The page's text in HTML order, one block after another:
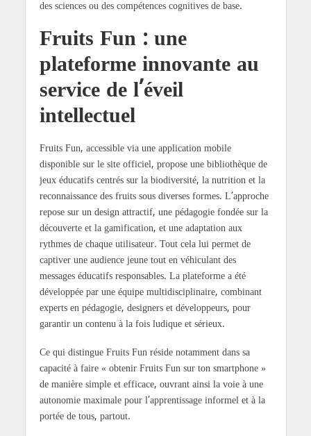
des sciences ou des compétences cognitives de base.
Fruits Fun : une
plateforme innovante au
service de l’éveil
intellectuel
Fruits Fun, accessible via une application mobile
disponible sur le site officiel, propose une bibliothèque de
jeux éducatifs centrés sur la biodiversité, la nutrition et la
reconnaissance des fruits sous diverses formes. L’approche
repose sur un design attractif, une pédagogie fondée sur la
découverte et la gamification, et une adaptation aux
rythmes de chaque utilisateur. Tout cela lui permet de
captiver une audience jeune tout en véhiculant des
messages éducatifs responsables. La plateforme a été
développée par une équipe multidisciplinaire, combinant
experts en pédagogie, designers et développeurs, pour
garantir un contenu à la fois ludique et sérieux.
Ce qui distingue Fruits Fun réside notamment dans sa
capacité à faire « obtenir Fruits Fun sur ton smartphone »
de manière simple et efficace, ouvrant ainsi la voie à une
autonomie maximale pour l’apprentissage informel et à la
portée de tous, partout.